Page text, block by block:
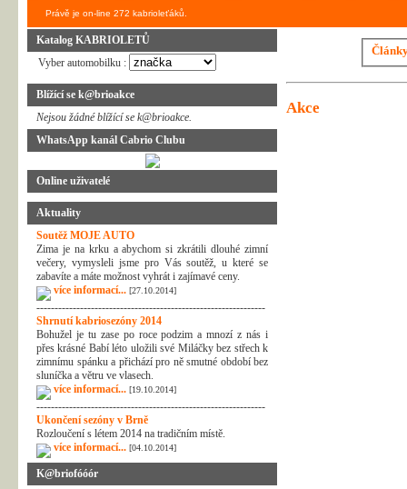
Právě je on-line 272 kabrioleťáků.
Katalog KABRIOLETŮ
Vyber automobilku :
Blížící se k@brioakce
Nejsou žádné blížící se k@brioakce.
WhatsApp kanál Cabrio Clubu
Online uživatelé
Aktuality
Soutěž MOJE AUTO
Zima je na krku a abychom si zkrátili dlouhé zimní
večery, vymysleli jsme pro Vás soutěž, u které se
zabavíte a máte možnost vyhrát i zajímavé ceny.
více informací... [27.10.2014]
---------------------------------------------------------------
Shrnutí kabriosezóny 2014
Bohužel je tu zase po roce podzim a mnozí z nás i
přes krásné Babí léto uložili své Miláčky bez střech k
zimnímu spánku a přichází pro ně smutné období bez
sluníčka a větru ve vlasech.
více informací... [19.10.2014]
---------------------------------------------------------------
Ukončení sezóny v Brně
Rozloučení s létem 2014 na tradičním místě.
více informací... [04.10.2014]
K@briofóóór
Akce